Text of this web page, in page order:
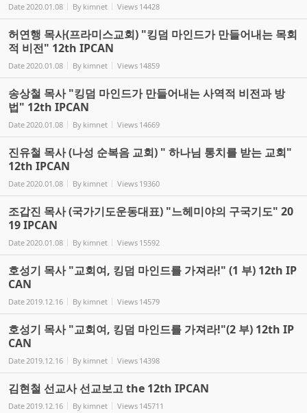
Date 2020.01.08 By kimnet Views 14428
허연행 목사(프라미스교회) "킹덤 마인드가 만들어내는 목회
적 비전" 12th IPCAN
Date 2020.01.08 By kimnet Views 14859
송상철 목사 "킹덤 마인드가 만들어내는 사역적 비전과 방
법" 12th IPCAN
Date 2020.01.08 By kimnet Views 14669
진유철 목사 (나성 순복음 교회) " 하나님 통치를 받는 교회"
12th IPCAN
Date 2020.01.08 By kimnet Views 19360
조갑진 목사 (국가기도운동대표) "느헤미야의 구국기도" 20
19 IPCAN
Date 2020.01.08 By kimnet Views 15592
호성기 목사 "교회여, 킹덤 마인드를 가져라!" (1 부) 12th IP
CAN
Date 2019.12.16 By kimnet Views 14579
호성기 목사 "교회여, 킹덤 마인드를 가져라!"(2 부) 12th IP
CAN
Date 2019.12.16 By kimnet Views 14398
김현철 선교사 선교보고 the 12th IPCAN
Date 2019.12.16 By kimnet Views 145711